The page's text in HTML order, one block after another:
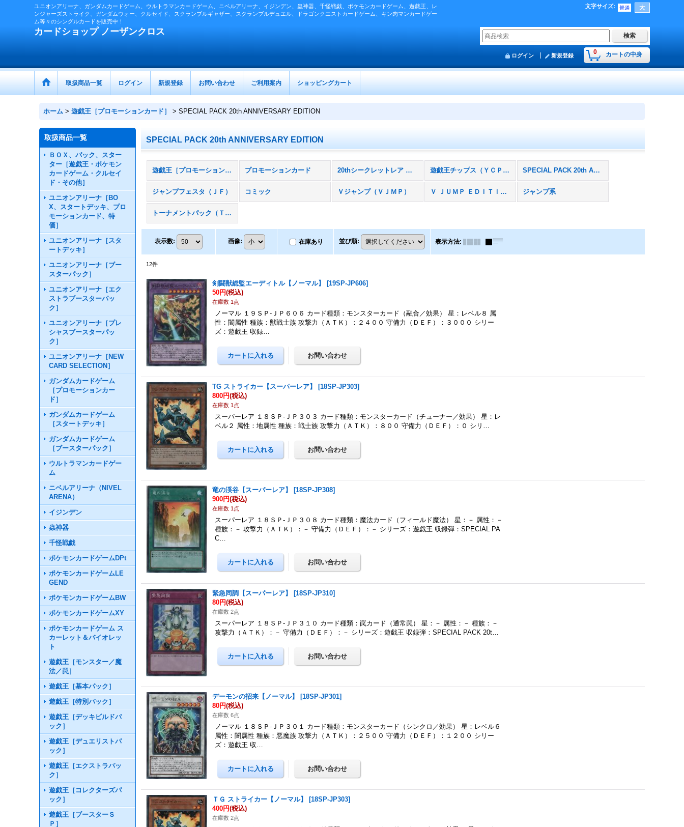
ユニオンアリーナ、ガンダムカードゲーム、ウルトラマンカードゲーム、ニベルアリーナ、イジンデン、蟲神器、千怪戦戯、ポケモンカードゲーム、遊戯王、レ
ンジャーズストライク、ガンダムウォー、クルセイド、スクランブルギャザー、スクランブルデュエル、ドラゴンクエストカードゲーム、キン肉マンカードゲー
ム等々のシングルカードを販売中！
文字サイズ:
カードショップ ノーザンクロス
0 カートの中身
ログイン 新規登録
取扱商品一覧 ログイン 新規登録 お問い合わせ ご利用案内 ショッピングカート
ホーム > 遊戯王［プロモーションカード］ > SPECIAL PACK 20th ANNIVERSARY EDITION
取扱商品一覧
ＢＯＸ、パック、スター
ター［遊戯王・ポケモン
カードゲーム・クルセイ
ド・その他］
ユニオンアリーナ［BO
X、スタートデッキ、プロ
モーションカード、特
価］
ユニオンアリーナ［スタ
ートデッキ］
ユニオンアリーナ［ブー
スターパック］
ユニオンアリーナ［エク
ストラブースターパッ
ク］
ユニオンアリーナ［プレ
シャスブースターパッ
ク］
ユニオンアリーナ［NEW
CARD SELECTION］
ガンダムカードゲーム
［プロモーションカー
ド］
ガンダムカードゲーム
［スタートデッキ］
ガンダムカードゲーム
［ブースターパック］
ウルトラマンカードゲー
ム
ニベルアリーナ（NIVEL
ARENA）
イジンデン
蟲神器
千怪戦戯
ポケモンカードゲームDPt
ポケモンカードゲームLE
GEND
ポケモンカードゲームBW
ポケモンカードゲームXY
ポケモンカードゲーム ス
カーレット＆バイオレッ
ト
遊戯王［モンスター／魔
法／罠］
遊戯王［基本パック］
遊戯王［特別パック］
遊戯王［デッキビルドパ
ック］
遊戯王［デュエリストパ
ック］
遊戯王［エクストラパッ
ク］
遊戯王［コレクターズパ
ック］
遊戯王［ブースターＳ
Ｐ］
SPECIAL PACK 20th ANNIVERSARY EDITION
遊戯王［プロモーションカード］ (全商品) プロモーションカード 20thシークレットレア チャレンジパック（２０ＣＰ） 遊戯王チップス（ＹＣＰＣ） SPECIAL PACK 20th ANNIVERSARY EDITION
ジャンプフェスタ（ＪＦ） コミック Ｖジャンプ（ＶＪＭＰ） Ｖ ＪＵＭＰ ＥＤＩＴＩＯＮ（ＶＥ） ジャンプ系
トーナメントパック（ＴＰ）
表示数: 画像: 在庫あり 並び順: 表示方法:
12件
剣闘獣総監エーディトル【ノーマル】 [19SP-JP606]
50円(税込)
在庫数 1点
ノーマル １９ＳＰ-ＪＰ６０６ カード種類：モンスターカード（融合／効果） 星：レベル８ 属
性：闇属性 種族：獣戦士族 攻撃力（ＡＴＫ）：２４００ 守備力（ＤＥＦ）：３０００ シリー
ズ：遊戯王 収録…
TG ストライカー【スーパーレア】 [18SP-JP303]
800円(税込)
在庫数 1点
スーパーレア １８ＳＰ-ＪＰ３０３ カード種類：モンスターカード（チューナー／効果） 星：レ
ベル２ 属性：地属性 種族：戦士族 攻撃力（ＡＴＫ）：８００ 守備力（ＤＥＦ）：０ シリ…
竜の渓谷【スーパーレア】 [18SP-JP308]
900円(税込)
在庫数 1点
スーパーレア １８ＳＰ-ＪＰ３０８ カード種類：魔法カード（フィールド魔法） 星：－ 属性：－
種族：－ 攻撃力（ＡＴＫ）：－ 守備力（ＤＥＦ）：－ シリーズ：遊戯王 収録弾：SPECIAL PA
C…
緊急同調【スーパーレア】 [18SP-JP310]
80円(税込)
在庫数 2点
スーパーレア １８ＳＰ-ＪＰ３１０ カード種類：罠カード（通常罠） 星：－ 属性：－ 種族：－
攻撃力（ＡＴＫ）：－ 守備力（ＤＥＦ）：－ シリーズ：遊戯王 収録弾：SPECIAL PACK 20t…
デーモンの招来【ノーマル】 [18SP-JP301]
80円(税込)
在庫数 6点
ノーマル １８ＳＰ-ＪＰ３０１ カード種類：モンスターカード（シンクロ／効果） 星：レベル６
属性：闇属性 種族：悪魔族 攻撃力（ＡＴＫ）：２５００ 守備力（ＤＥＦ）：１２００ シリー
ズ：遊戯王 収…
ＴＧ ストライカー【ノーマル】 [18SP-JP303]
400円(税込)
在庫数 2点